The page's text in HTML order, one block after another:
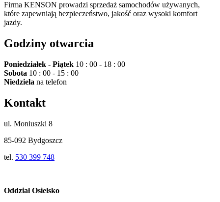
Firma KENSON prowadzi sprzedaż samochodów używanych,
które zapewniają bezpieczeństwo, jakość oraz wysoki komfort
jazdy.
Godziny otwarcia
Poniedziałek - Piątek 10 : 00 - 18 : 00
Sobota 10 : 00 - 15 : 00
Niedziela na telefon
Kontakt
ul. Moniuszki 8
85-092 Bydgoszcz
tel. 530 399 748
Oddział Osielsko